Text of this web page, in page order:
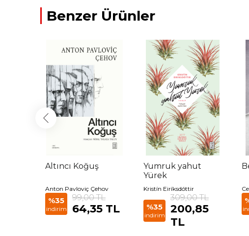
Benzer Ürünler
Altıncı Koğuş
Anton Pavloviç Çehov
%35
indirim
99,00 TL
64,35 TL
Yumruk yahut
Yürek
Kristín Eiríksdóttir
%35
indirim
309,00 TL
200,85
TL